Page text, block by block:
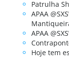
Patrulha
APAA
APAA
Hoje tem